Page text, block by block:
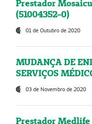
Prestador
(51004352-0)
01 de Outubro de 2020
MUDANÇA DE
SERVIÇOS
03 de Novembro de 2020
Prestador Medlife